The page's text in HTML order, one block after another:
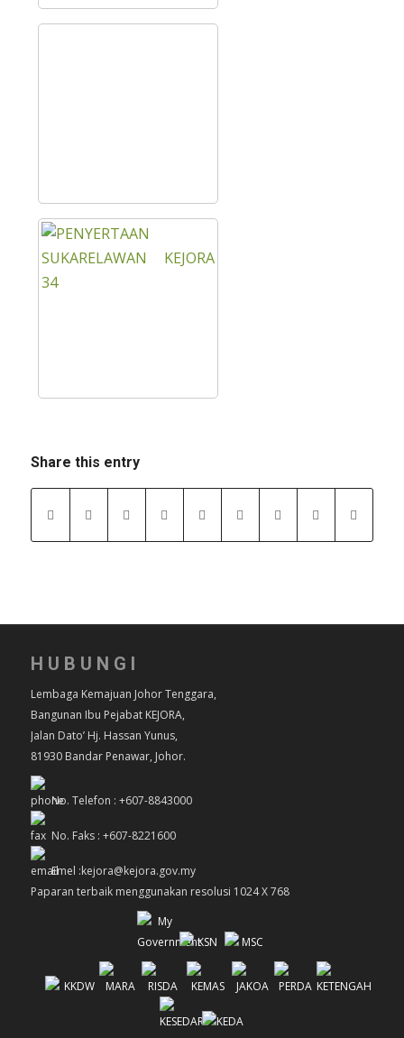
Share this entry
HUBUNGI
Lembaga Kemajuan Johor Tenggara,
Bangunan Ibu Pejabat KEJORA,
Jalan Dato’ Hj. Hassan Yunus,
81930 Bandar Penawar, Johor.
No. Telefon : +607-8843000
No. Faks : +607-8221600
Emel :kejora@kejora.gov.my
Paparan terbaik menggunakan resolusi 1024 X 768